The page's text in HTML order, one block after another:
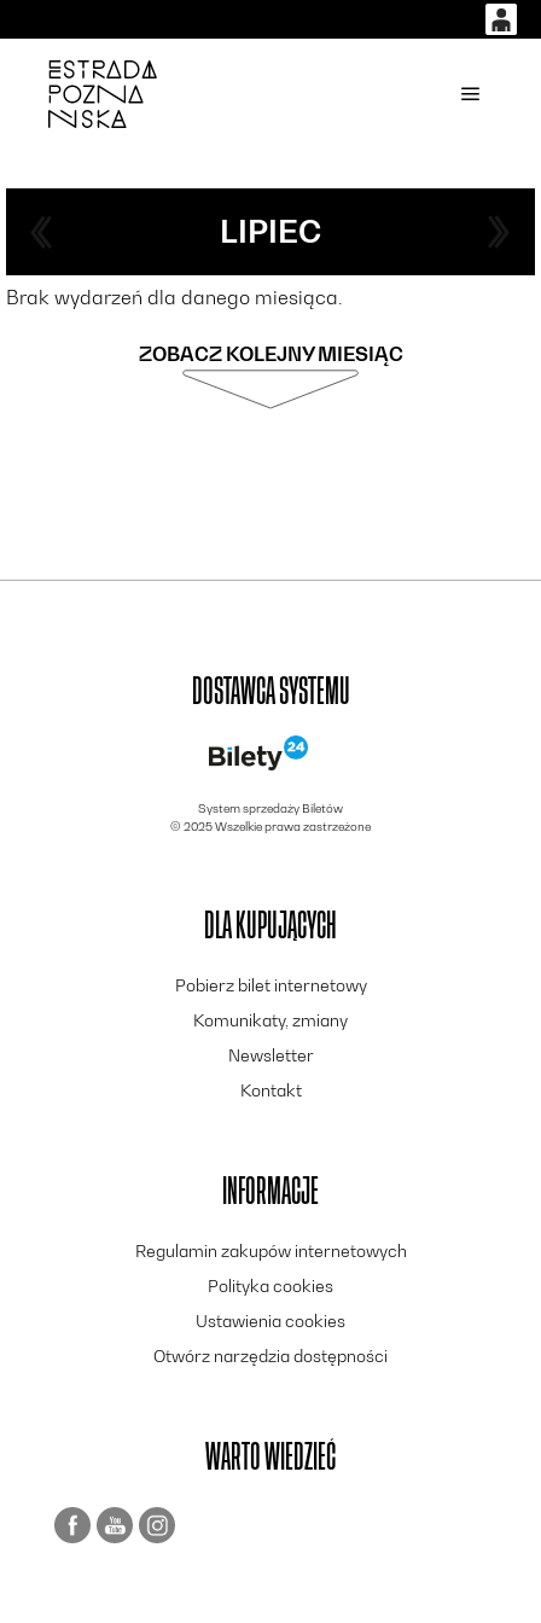
0,00
LIPIEC
Brak wydarzeń dla danego miesiąca.
ZOBACZ KOLEJNY MIESIĄC
DOSTAWCA SYSTEMU
System sprzedaży Biletów
© 2025 Wszelkie prawa zastrzeżone
DLA KUPUJĄCYCH
Pobierz bilet internetowy
Komunikaty, zmiany
Newsletter
Kontakt
INFORMACJE
Regulamin zakupów internetowych
Polityka cookies
Ustawienia cookies
Otwórz narzędzia dostępności
WARTO WIEDZIEĆ